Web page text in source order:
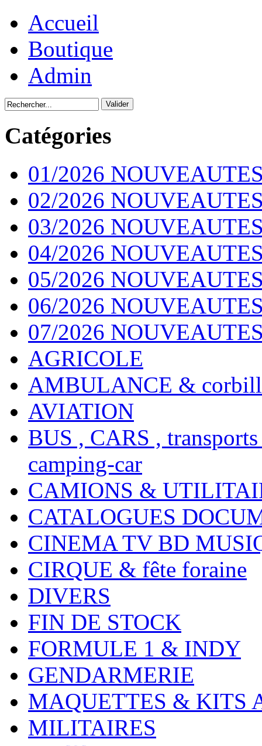
Accueil
Boutique
Admin
Catégories
01/2026
02/2026
03/2026
04/2026
05/2026
06/2026
07/2026
AGRICOLE
AMBULANCE &
AVIATION
BUS , CARS ,
camping-car
CAMIONS &
CATALOGUES
CINEMA TV BD
CIRQUE & fête foraine
DIVERS
FIN DE STOCK
FORMULE 1 & INDY
GENDARMERIE
MAQUETTES & KITS
MILITAIRES